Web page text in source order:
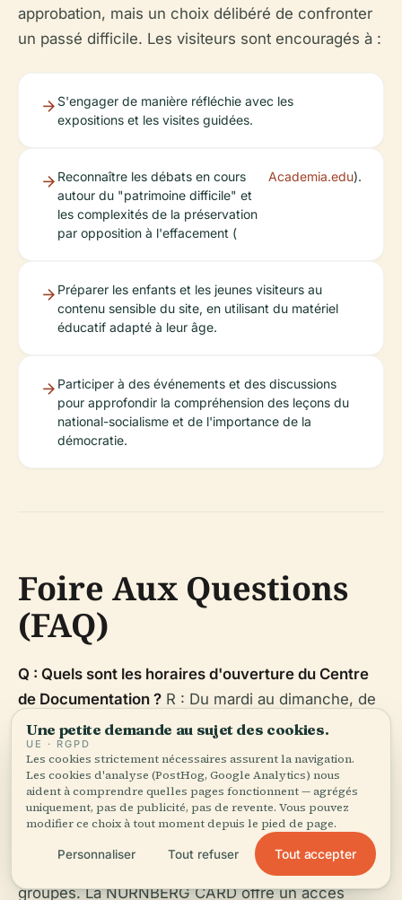
approbation, mais un choix délibéré de confronter
un passé difficile. Les visiteurs sont encouragés à :
S'engager de manière réfléchie avec les
expositions et les visites guidées.
Reconnaître les débats en cours
autour du "patrimoine difficile" et
les complexités de la préservation
par opposition à l'effacement (
Academia.edu).
Préparer les enfants et les jeunes visiteurs au
contenu sensible du site, en utilisant du matériel
éducatif adapté à leur âge.
Participer à des événements et des discussions
pour approfondir la compréhension des leçons du
national-socialisme et de l'importance de la
démocratie.
Foire Aux Questions
(FAQ)
Q : Quels sont les horaires d'ouverture du Centre
de Documentation ? R : Du mardi au dimanche, de
10h00 à 18h00 ; fermé les lundis et certains jours
fériés. Consultez le
jour.
Q : Comment puis-je acheter des billets ?R : Les
billets sont disponibles sur place et en ligne. Des
réductions s'appliquent aux étudiants, familles et
groupes. La NÜRNBERG CARD offre un accès
Une petite demande au sujet des cookies.
UE · RGPD
Les cookies strictement nécessaires assurent la navigation.
Les cookies d'analyse (PostHog, Google Analytics) nous
aident à comprendre quelles pages fonctionnent — agrégés
uniquement, pas de publicité, pas de revente. Vous pouvez
modifier ce choix à tout moment depuis le pied de page.
Personnaliser Tout refuser Tout accepter